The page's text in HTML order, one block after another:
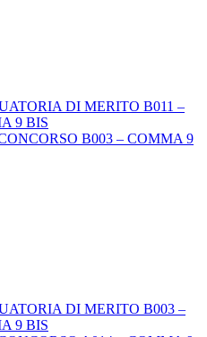
DI MERITO B011 –
9 BIS
B003 – COMMA 9
DI MERITO B003 –
9 BIS